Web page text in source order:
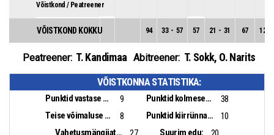
Võistkond / Peatreener
VÕISTKOND KOKKU 94 33 - 57 57 21 - 31 67 12
Peatreener: T. Kandimaa Abitreener: T. Sokk, O. Narits
VÕISTKONNA STATISTIKA:
Punktid vastase pallikaotusest: 9 Punktid kolmesekundialast:
38
Teise võimaluse punktid:
8 Punktid kiirrünnakust:
10
Vahetusmängijate punktid:
Suurim edu: